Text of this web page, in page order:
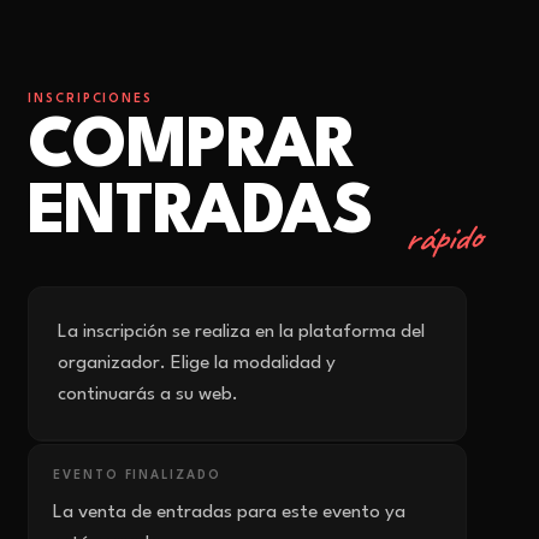
INSCRIPCIONES
COMPRAR
ENTRADAS
rápido
La inscripción se realiza en la plataforma del
organizador. Elige la modalidad y
continuarás a su web.
EVENTO FINALIZADO
La venta de entradas para este evento ya